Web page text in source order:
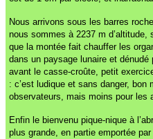
Nous arrivons sous les barres
nous sommes à 2237 m
que la montée fait chauffer les
dans un paysage lunaire et dénudé
avant le casse-croûte, petit
: c’est ludique et sans danger, bon
observateurs, mais moins pour les
Enfin le bienvenu pique-nique à
plus grande, en partie emportée